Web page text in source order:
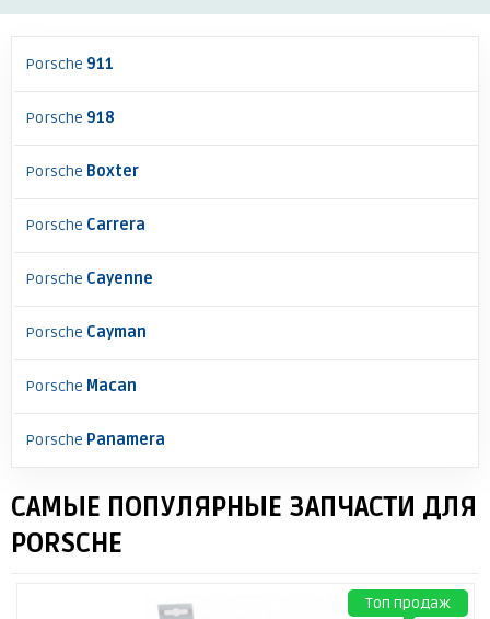
Porsche 911
Porsche 918
Porsche Boxter
Porsche Carrera
Porsche Cayenne
Porsche Cayman
Porsche Macan
Porsche Panamera
САМЫЕ ПОПУЛЯРНЫЕ ЗАПЧАСТИ ДЛЯ
PORSCHE
Топ продаж